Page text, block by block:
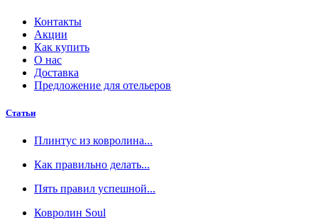
Контакты
Акции
Как купить
О нас
Доставка
Предложение для отельеров
Статьи
Плинтус из ковролина...
Как правильно делать...
Пять правил успешной...
Ковролин Soul